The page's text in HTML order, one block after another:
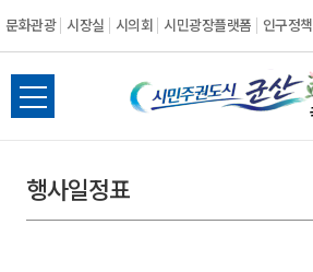
문화관광 시장실 시의회 시민광장플랫폼 인구정책
시
민
전
체
뉴
열
행사일정표